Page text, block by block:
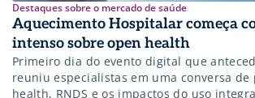
Destaques sobre o mercado de saúde
Aquecimento Hospitalar começa
intenso sobre open health
Primeiro dia do evento digital que
reuniu especialistas em uma conversa de
health, RNDS e os impactos do uso